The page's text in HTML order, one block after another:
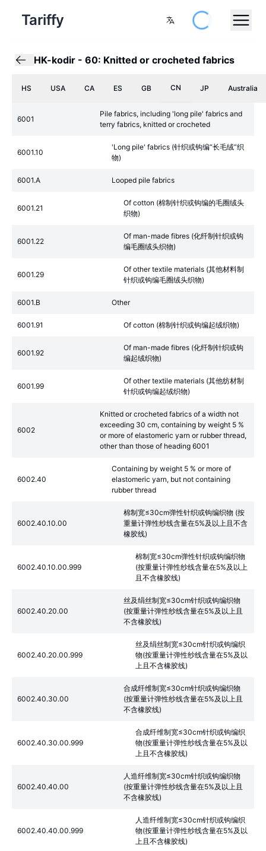
Tariffy
HK-kodir - 60: Knitted or crocheted fabrics
HS USA CA ES GB CN JP Australia
6001
Pile fabrics, including 'long pile' fabrics and
terry fabrics, knitted or crocheted
6001.10
'Long pile' fabrics (针织或钩编“长毛绒”织
物)
6001.A Looped pile fabrics
6001.21
Of cotton (棉制针织或钩编的毛圈绒头
织物)
6001.22
Of man-made fibres (化纤制针织或钩
编毛圈绒头织物)
6001.29
Of other textile materials (其他材料制
针织或钩编毛圈绒头织物)
6001.B Other
6001.91 Of cotton (棉制针织或钩编起绒织物)
6001.92
Of man-made fibres (化纤制针织或钩
编起绒织物)
6001.99
Of other textile materials (其他纺材制
针织或钩编起绒织物)
6002
Knitted or crocheted fabrics of a width not
exceeding 30 cm, containing by weight 5 %
or more of elastomeric yarn or rubber thread,
other than those of heading 6001
6002.40
Containing by weight 5 % or more of
elastomeric yarn, but not containing
rubber thread
6002.40.10.00
棉制宽≤30cm弹性针织或钩编织物 (按
重量计弹性纱线含量在5%及以上且不含
橡胶线)
6002.40.10.00.999
棉制宽≤30cm弹性针织或钩编织物
(按重量计弹性纱线含量在5%及以上
且不含橡胶线)
6002.40.20.00
丝及绢丝制宽≤30cm针织或钩编织物
(按重量计弹性纱线含量在5%及以上且
不含橡胶线)
6002.40.20.00.999
丝及绢丝制宽≤30cm针织或钩编织
物(按重量计弹性纱线含量在5%及以
上且不含橡胶线)
6002.40.30.00
合成纤维制宽≤30cm针织或钩编织物
(按重量计弹性纱线含量在5%及以上且
不含橡胶线)
6002.40.30.00.999
合成纤维制宽≤30cm针织或钩编织
物(按重量计弹性纱线含量在5%及以
上且不含橡胶线)
6002.40.40.00
人造纤维制宽≤30cm针织或钩编织物
(按重量计弹性纱线含量在5%及以上且
不含橡胶线)
6002.40.40.00.999
人造纤维制宽≤30cm针织或钩编织
物(按重量计弹性纱线含量在5%及以
上且不含橡胶线)